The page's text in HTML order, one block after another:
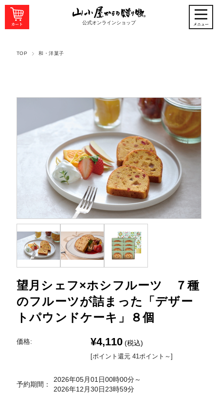
公式オンラインショップ
TOP 和・洋菓子
望月シェフ×ホシフルーツ ７種
のフルーツが詰まった「デザー
トパウンドケーキ」８個
価格: ¥4,110 (税込)
[ポイント還元 41ポイント～]
予約期間：
2026年05月01日00時00分～
2026年12月30日23時59分